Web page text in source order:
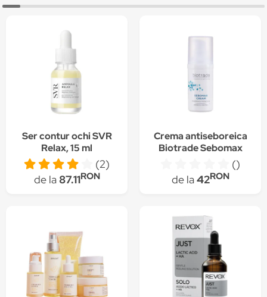
Ser contur ochi SVR
Relax, 15 ml
(2)
de la 87.11RON
Crema antiseboreica
Biotrade Sebomax
()
de la42RON